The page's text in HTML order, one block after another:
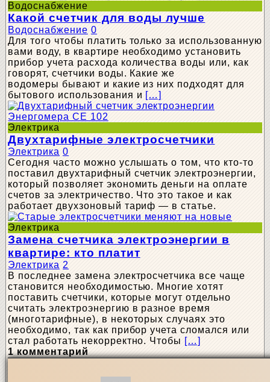
Водоснабжение
Какой счетчик для воды лучше
Водоснабжение 0
Для того чтобы платить только за использованную
вами воду, в квартире необходимо установить
прибор учета расхода количества воды или, как
говорят, счетчики воды. Какие же
водомеры бывают и какие из них подходят для
бытового использования и […]
Электрика
Двухтарифные электросчетчики
Электрика 0
Сегодня часто можно услышать о том, что кто-то
поставил двухтарифный счетчик электроэнергии,
который позволяет экономить деньги на оплате
счетов за электричество. Что это такое и как
работает двухзоновый тариф — в статье.
Электрика
Замена счетчика электроэнергии в
квартире: кто платит
Электрика 2
В последнее замена электросчетчика все чаще
становится необходимостью. Многие хотят
поставить счетчики, которые могут отдельно
считать электроэнергию в разное время
(многотарифные), в некоторых случаях это
необходимо, так как прибор учета сломался или
стал работать некорректно. Чтобы […]
1 комментарий